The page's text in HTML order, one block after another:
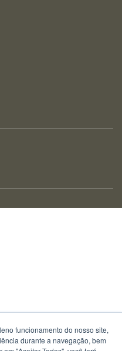
funcionamento do nosso site,
durante a navegação, bem